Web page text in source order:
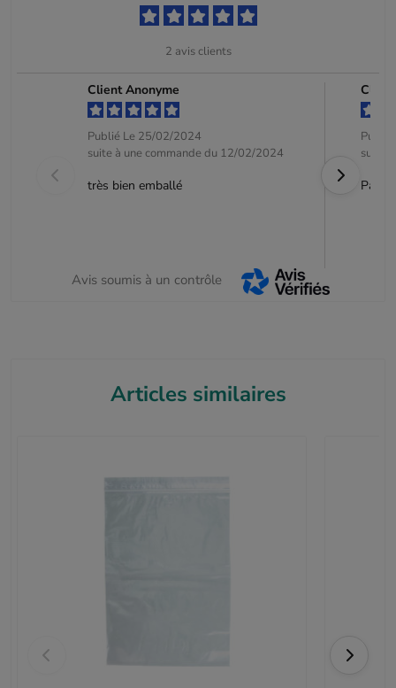
2 avis clients
Client Anonyme
Publié Le 25/02/2024
suite à une commande du 12/02/2024
très bien emballé
suite
Avis soumis à un contrôle
Articles similaires